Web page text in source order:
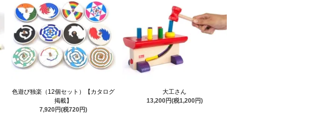
色遊び独楽（12個セット）【カタログ
掲載】
7,920円(税720円)
大工さん
13,200円(税1,200円)